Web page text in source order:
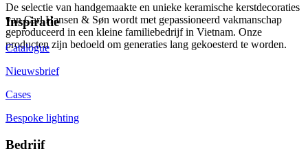
De selectie van handgemaakte en unieke keramische kerstdecoraties
van Carl Hansen & Søn wordt met gepassioneerd vakmanschap
geproduceerd in een kleine familiebedrijf in Vietnam. Onze
producten zijn bedoeld om generaties lang gekoesterd te worden.
Inspiratie
Catalogue
Nieuwsbrief
Cases
Bespoke lighting
Bedrijf